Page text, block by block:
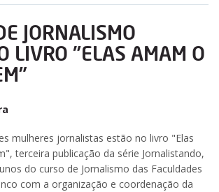
JORNALISMO
LIVRO "ELAS AMAM O
mulheres jornalistas estão no livro "Elas
terceira publicação da série Jornalistando,
do curso de Jornalismo das Faculdades
com a organização e coordenação da